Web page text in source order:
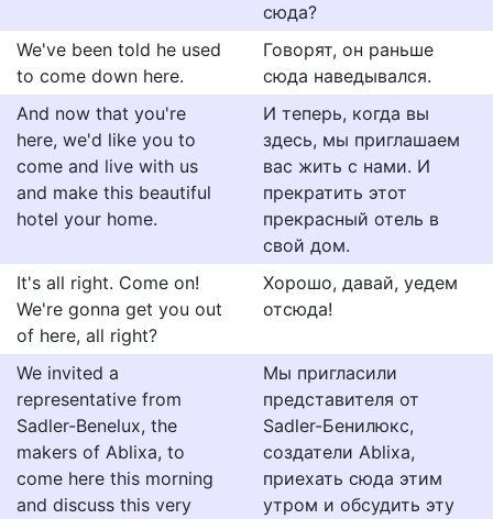
сюда?
We've been told he used
to come down here.
Говорят, он раньше
сюда наведывался.
And now that you're
here, we'd like you to
come and live with us
and make this beautiful
hotel your home.
И теперь, когда вы
здесь, мы приглашаем
вас жить с нами. И
прекратить этот
прекрасный отель в
свой дом.
It's all right. Come on!
We're gonna get you out
of here, all right?
Хорошо, давай, уедем
отсюда!
We invited a
representative from
Sadler-Benelux, the
makers of Ablixa, to
come here this morning
and discuss this very
Мы пригласили
представителя от
Sadler-Бенилюкс,
создатели Ablixa,
приехать сюда этим
утром и обсудить эту